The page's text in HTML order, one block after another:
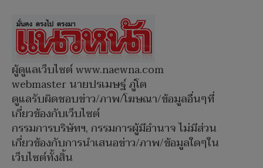
ผู้ดูแลเว็บไซต์ www.naewna.com
webmaster นายปรเมษฐ์ ภู่โต
ดูแลรับผิดชอบข่าว/ภาพ/โฆษณา/ข้อมูลอื่นๆที่
เกี่ยวข้องกับเว็บไซต์
กรรมการบริษัทฯ, กรรมการผู้มีอำนาจ ไม่มีส่วน
เกี่ยวข้องกับการนำเสนอข่าว/ภาพ/ข้อมูลใดๆใน
เว็บไซต์ทั้งสิ้น